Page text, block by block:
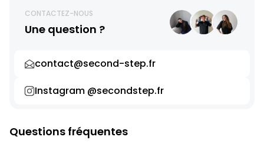
CONTACTEZ-NOUS
Une question ?
contact@second-step.fr
Instagram @secondstep.fr
Questions fréquentes